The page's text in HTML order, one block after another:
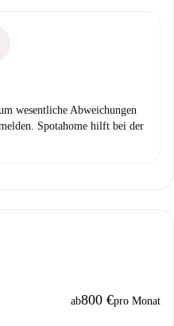
wesentliche Abweichungen
Spotahome hilft bei der
ab800 €pro Monat